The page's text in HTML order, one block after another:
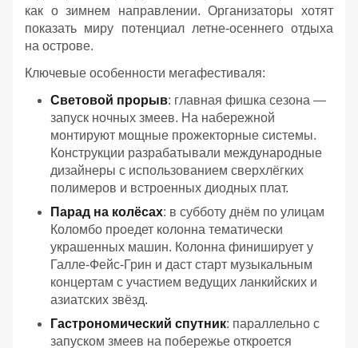
как о зимнем направлении. Организаторы хотят
показать миру потенциал летне-осеннего отдыха
на острове.
Ключевые особенности мегафестиваля:
Световой прорыв: главная фишка сезона —
запуск ночных змеев. На набережной
монтируют мощные прожекторные системы.
Конструкции разрабатывали международные
дизайнеры с использованием сверхлёгких
полимеров и встроенных диодных плат.
Парад на колёсах: в субботу днём по улицам
Коломбо проедет колонна тематически
украшенных машин. Колонна финиширует у
Галле-Фейс-Грин и даст старт музыкальным
концертам с участием ведущих ланкийских и
азиатских звёзд.
Гастрономический спутник: параллельно с
запуском змеев на побережье откроется